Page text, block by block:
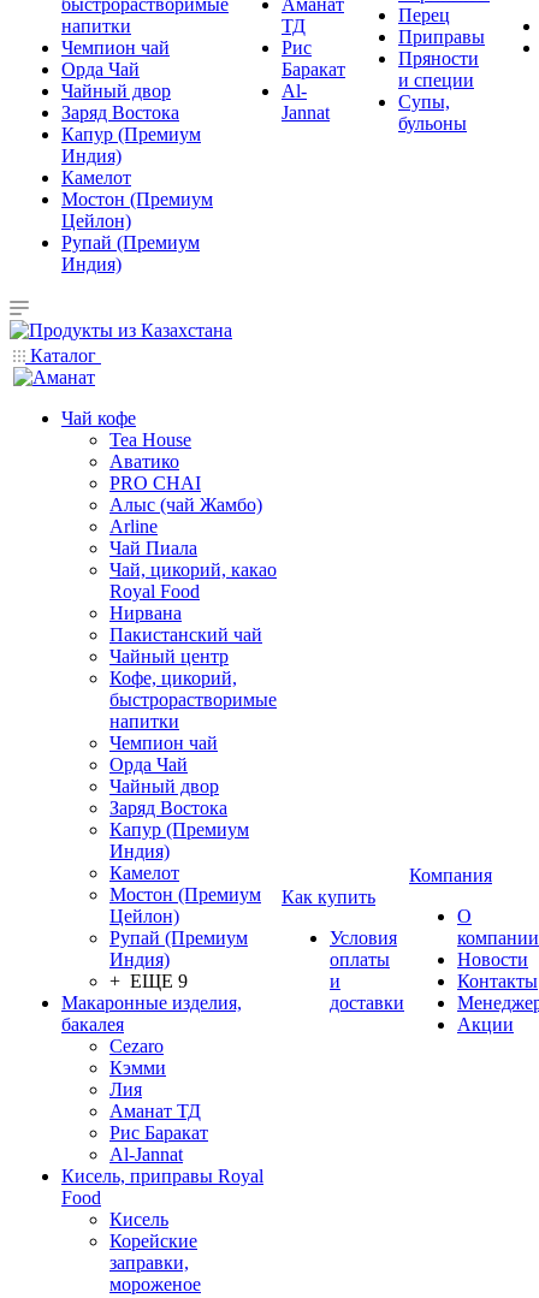
быстрорастворимые
напитки
Чемпион чай
Орда Чай
Чайный двор
Заряд Востока
Капур (Премиум
Индия)
Камелот
Мостон (Премиум
Цейлон)
Рупай (Премиум
Индия)
Аманат
ТД
Рис
Баракат
Al-
Jannat
Перец
Приправы
Пряности
и специи
Супы,
бульоны
Каталог
Чай кофе
Tea House
Аватико
PRO CHAI
Алыс (чай Жамбо)
Arline
Чай Пиала
Чай, цикорий, какао
Royal Food
Нирвана
Пакистанский чай
Чайный центр
Кофе, цикорий,
быстрорастворимые
напитки
Чемпион чай
Орда Чай
Чайный двор
Заряд Востока
Капур (Премиум
Индия)
Камелот
Мостон (Премиум
Цейлон)
Рупай (Премиум
Индия)
+ ЕЩЕ 9
Макаронные изделия,
бакалея
Cezaro
Кэмми
Лия
Аманат ТД
Рис Баракат
Al-Jannat
Кисель, приправы Royal
Food
Кисель
Корейские
заправки,
мороженое
Как купить
Условия
оплаты
и
доставки
Компания
О
компании
Новости
Контакты
Акции